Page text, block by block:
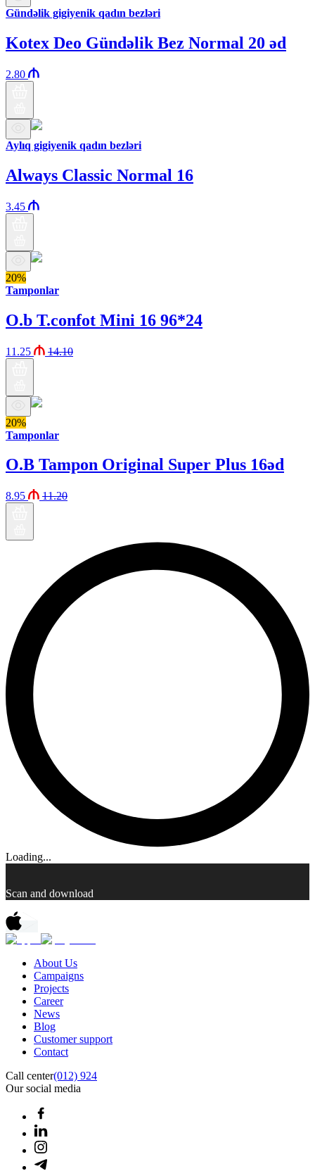
Gündəlik gigiyenik qadın bezləri
Kotex Deo Gündəlik Bez Normal 20 əd
2.80
Aylıq gigiyenik qadın bezləri
Always Classic Normal 16
3.45
20%
Tamponlar
O.b T.confot Mini 16 96*24
11.25 14.10
20%
Tamponlar
O.B Tampon Original Super Plus 16əd
8.95 11.20
Loading...
Scan and download
About Us
Campaigns
Projects
Career
News
Blog
Customer support
Contact
Call center(012) 924
Our social media